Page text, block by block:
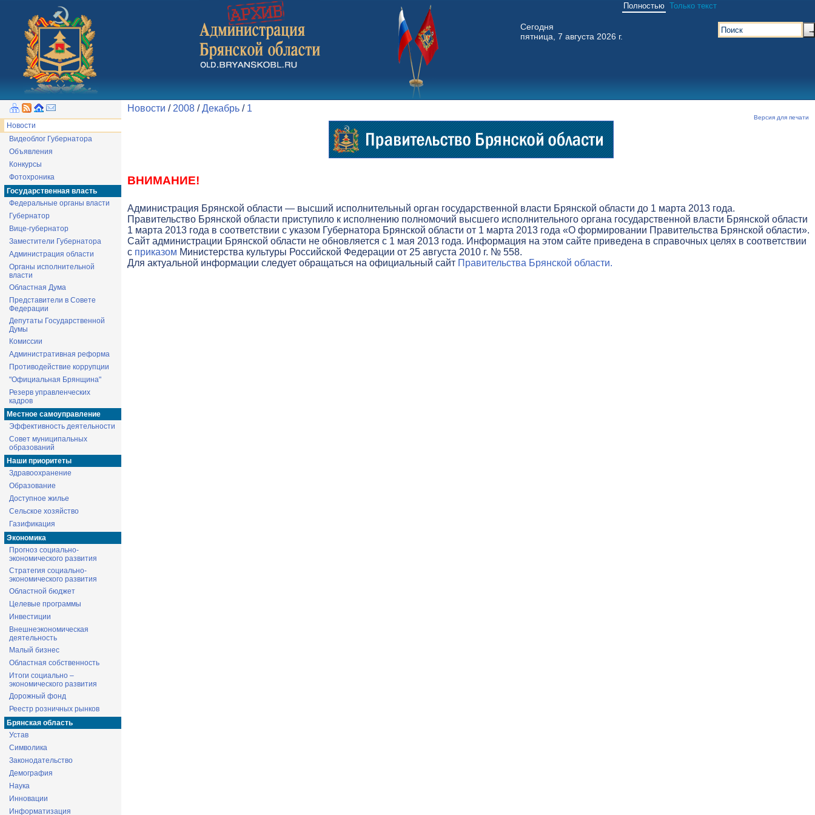
Полностью Только текст
Сегодня
пятница, 7 августа 2026 г.
→
Новости
Видеоблог Губернатора
Объявления
Конкурсы
Фотохроника
Государственная власть
Федеральные органы власти
Губернатор
Вице-губернатор
Заместители Губернатора
Администрация области
Органы исполнительной
власти
Областная Дума
Представители в Совете
Федерации
Депутаты Государственной
Думы
Комиссии
Административная реформа
Противодействие коррупции
"Официальная Брянщина"
Резерв управленческих
кадров
Местное самоуправление
Эффективность деятельности
Совет муниципальных
образований
Наши приоритеты
Здравоохранение
Образование
Доступное жилье
Сельское хозяйство
Газификация
Экономика
Прогноз социально-
экономического развития
Стратегия социально-
экономического развития
Областной бюджет
Целевые программы
Инвестиции
Внешнеэкономическая
деятельность
Малый бизнес
Областная собственность
Итоги социально –
экономического развития
Дорожный фонд
Реестр розничных рынков
Брянская область
Устав
Символика
Законодательство
Демография
Наука
Инновации
Информатизация
Новости / 2008 /Декабрь / 1
Версия для печати
ВНИМАНИЕ!
Администрация Брянской области — высший исполнительный орган государственной власти Брянской области до 1 марта 2013 года.
Правительство Брянской области приступило к исполнению полномочий высшего исполнительного органа государственной власти Брянской области
1 марта 2013 года в соответствии с указом Губернатора Брянской области от 1 марта 2013 года «О формировании Правительства Брянской области».
Cайт администрации Брянской области не обновляется с 1 мая 2013 года. Информация на этом сайте приведена в справочных целях в соответствии
с приказом Министерства культуры Российской Федерации от 25 августа 2010 г. № 558.
Для актуальной информации следует обращаться на официальный сайт Правительства Брянской области.